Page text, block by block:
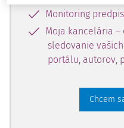
Monitoring
Moja kancelária –
sledovanie
portálu, autorov,
Chcem